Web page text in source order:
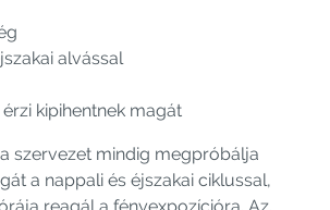
alvással
kipihentnek magát
szervezet mindig megpróbálja
a nappali és éjszakai ciklussal,
reagál a fényexpozícióra. Az,